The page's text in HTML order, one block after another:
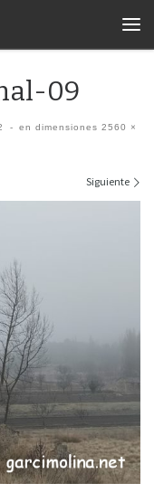
09
- en dimensiones 2560 ×
Siguiente